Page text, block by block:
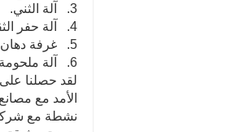
3. آلة الثني.
4. آلة حفر الثقوب.
5. غرفة دهان آلي بالكامل.
6. آلة ملحومة.
نشطة مع شركة